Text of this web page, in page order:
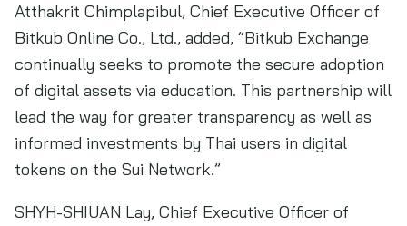
Atthakrit Chimplapibul, Chief Executive Officer of
Bitkub Online Co., Ltd., added, “Bitkub Exchange
continually seeks to promote the secure adoption
of digital assets via education. This partnership will
lead the way for greater transparency as well as
informed investments by Thai users in digital
tokens on the Sui Network.”
SHYH-SHIUAN Lay, Chief Executive Officer of